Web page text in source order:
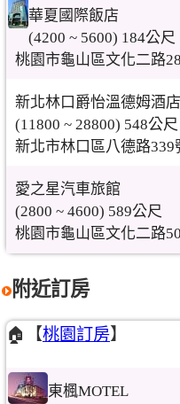
華夏國際飯店
(4200 ~ 5600) 184公尺
桃園市龜山區文化二路
新北林口爵怡溫德姆酒店
(11800 ~ 28800) 548公尺
新北市林口區八德路339
愛之星汽車旅館
(2800 ~ 4600) 589公尺
桃園市龜山區文化二路
附近訂房
🏠【桃園訂房】
東楓MOTEL